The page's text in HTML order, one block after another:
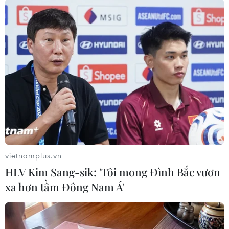
H. Minh (Vietnam+)
#Thành phố Hồ Chí Minh #Triển lãm
#Mẫu xe
#Ý tưởng
Việt Nam
vietnamplus.vn
HLV Kim Sang-sik: 'Tôi mong Đình Bắc vươn
xa hơn tầm Đông Nam Á'